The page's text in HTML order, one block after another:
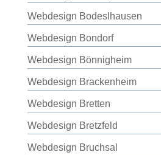
Webdesign Bodeslhausen
Webdesign Bondorf
Webdesign Bönnigheim
Webdesign Brackenheim
Webdesign Bretten
Webdesign Bretzfeld
Webdesign Bruchsal